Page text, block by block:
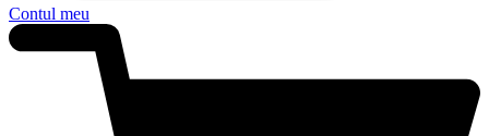
Contul meu